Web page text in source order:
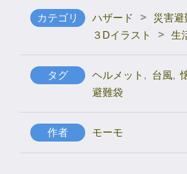
カテゴリ ハザード > 災害
３Dイラスト
> 生
タグ ヘルメット , 台風,
避難袋
作者 モーモ